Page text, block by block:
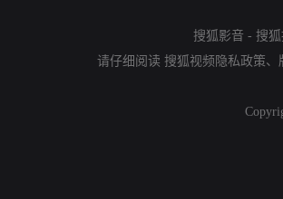
搜狐影音 - 搜
请仔细阅读 搜狐视频隐私政策、